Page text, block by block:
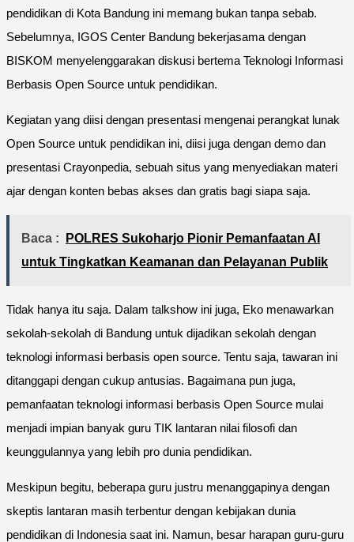
pendidikan di Kota Bandung ini memang bukan tanpa sebab.
Sebelumnya, IGOS Center Bandung bekerjasama dengan
BISKOM menyelenggarakan diskusi bertema Teknologi Informasi
Berbasis Open Source untuk pendidikan.
Kegiatan yang diisi dengan presentasi mengenai perangkat lunak
Open Source untuk pendidikan ini, diisi juga dengan demo dan
presentasi Crayonpedia, sebuah situs yang menyediakan materi
ajar dengan konten bebas akses dan gratis bagi siapa saja.
Baca :
POLRES Sukoharjo Pionir Pemanfaatan AI
untuk Tingkatkan Keamanan dan Pelayanan Publik
Tidak hanya itu saja. Dalam talkshow ini juga, Eko menawarkan
sekolah-sekolah di Bandung untuk dijadikan sekolah dengan
teknologi informasi berbasis open source. Tentu saja, tawaran ini
ditanggapi dengan cukup antusias. Bagaimana pun juga,
pemanfaatan teknologi informasi berbasis Open Source mulai
menjadi impian banyak guru TIK lantaran nilai filosofi dan
keunggulannya yang lebih pro dunia pendidikan.
Meskipun begitu, beberapa guru justru menanggapinya dengan
skeptis lantaran masih terbentur dengan kebijakan dunia
pendidikan di Indonesia saat ini. Namun, besar harapan guru-guru